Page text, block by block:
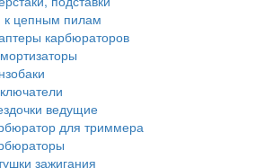
к цепным пилам
карбюраторов
ведущие
для триммера
зажигания